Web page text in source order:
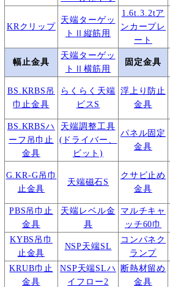
KRクリップ
天端ターゲッ
トⅡ縦筋用
1.6t.3.2tア
ンカープレ
ート
幅止金具
天端ターゲッ
トⅡ横筋用
固定金具
BS.KRBS吊
巾止金具
らくらく天端
ビスS
浮上り防止
金具
BS.KRBSハ
ーフ吊巾止
金具
天端調整工具
(ドライバー、
ビット)
パネル固定
金具
G.KR-G吊巾
止金具
天端磁石S
クサビ止め
金具
PBS吊巾止
金具
天端レベル金
具
マルチキャ
ッチ60巾
KYBS吊巾
止金具
NSP天端SL
コンパネク
ランプ
KRUB巾止
金具
NSP天端SLハ
イフロー2
断熱材留め
金具